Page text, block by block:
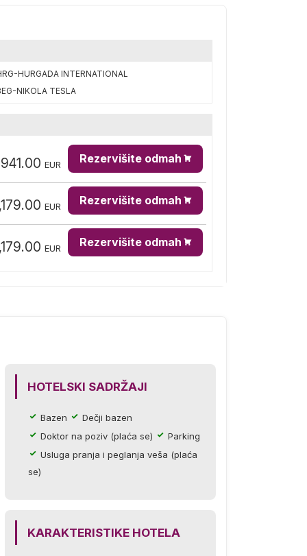
HURGADA INTERNATIONAL
NIKOLA TESLA
EUR Rezervišite odmah
EUR Rezervišite odmah
EUR Rezervišite odmah
HOTELSKI SADRŽAJI
Bazen
Dečji bazen
Doktor na poziv (plaća se)
Parking
Usluga pranja i peglanja veša (plaća
se)
KARAKTERISTIKE HOTELA